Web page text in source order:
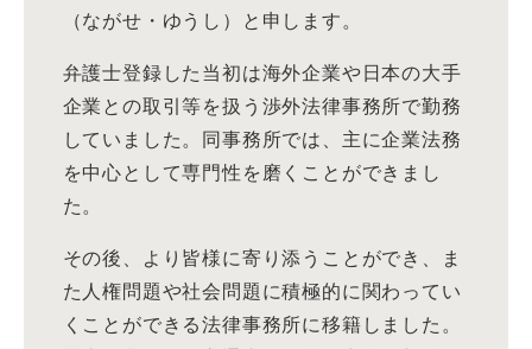
（ながせ・ゆうし）と申します。
弁護士登録した当初は海外企業や日本の大手
企業との取引等を扱う渉外法律事務所で勤務
していました。同事務所では、主に企業法務
を中心として専門性を磨くことができまし
た。
その後、より皆様に寄り添うことができ、ま
た人権問題や社会問題に積極的に関わってい
くことができる法律事務所に移籍しました。